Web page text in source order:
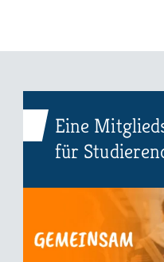
Eine
für